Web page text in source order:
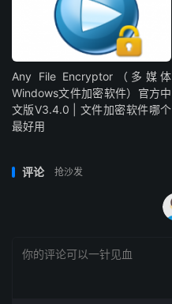
Any File Encryptor（多媒体
Windows文件加密软件）官方中
文版V3.4.0 | 文件加密软件哪个
最好用
评论 抢沙发